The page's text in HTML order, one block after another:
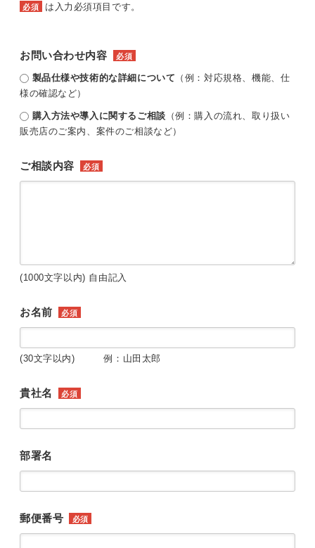
必須 は入力必須項目です。
お問い合わせ内容 必須
製品仕様や技術的な詳細について （例：対応規格、機能、仕
様の確認など）
購入方法や導入に関するご相談 （例：購入の流れ、取り扱い
販売店のご案内、案件のご相談など）
ご相談内容 必須
(1000文字以内) 自由記入
お名前 必須
(30文字以内) 例：山田太郎
貴社名 必須
部署名
郵便番号 必須